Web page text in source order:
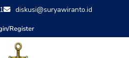
diskusi@suryawiranto.id
Register